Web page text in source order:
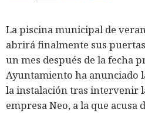
La piscina municipal de
abrirá finalmente sus
un mes después de la fecha
Ayuntamiento ha anunciado
la instalación tras intervenir
empresa Neo, a la que